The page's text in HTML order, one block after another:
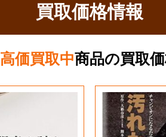
買取価格情報
高価買取中商品の買取